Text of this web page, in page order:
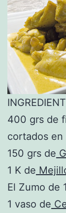
400 grs de
cortados
150 grs de
1 K de
El Zumo de 1
1 vaso de